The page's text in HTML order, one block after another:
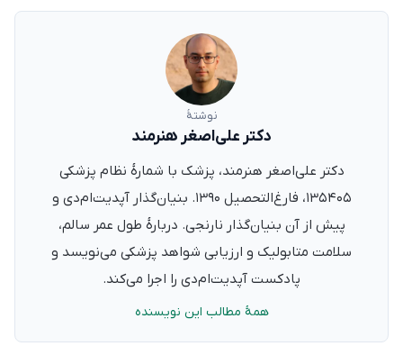
نوشتهٔ
دکتر علی‌اصغر هنرمند
دکتر علی‌اصغر هنرمند، پزشک با شمارهٔ نظام پزشکی
۱۳۵۴۰۵، فارغ‌التحصیل ۱۳۹۰. بنیان‌گذار آپدیت‌ام‌دی و
پیش از آن بنیان‌گذار نارنجی. دربارهٔ طول عمر سالم،
سلامت متابولیک و ارزیابی شواهد پزشکی می‌نویسد و
پادکست آپدیت‌ام‌دی را اجرا می‌کند.
همهٔ مطالب این نویسنده